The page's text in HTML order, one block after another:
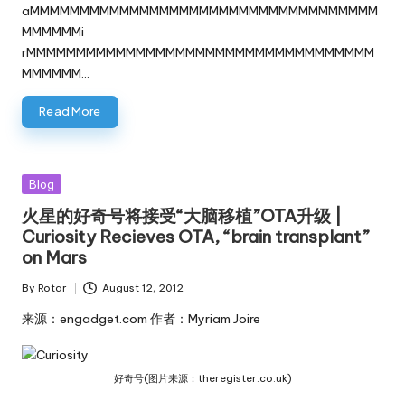
aMMMMMMMMMMMMMMMMMMMMMMMMMMMMMMMMMMM
MMMMMMi
rMMMMMMMMMMMMMMMMMMMMMMMMMMMMMMMMMMM
MMMMMM…
Read More
Posted
Blog
火星的好奇号将接受“大脑移植”OTA升级 |
Curiosity Recieves OTA, “brain transplant”
on Mars
Posted
by
By Rotar August 12, 2012
来源： engadget.com 作者： Myriam Joire
好奇号(图片来源：theregister.co.uk)